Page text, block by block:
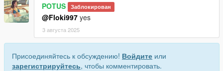
POTUS Заблокирован
@Floki997 yes
3 августа 2025
Присоединяйтесь к обсуждению! Войдите или
зарегистрируйтесь, чтобы комментировать.